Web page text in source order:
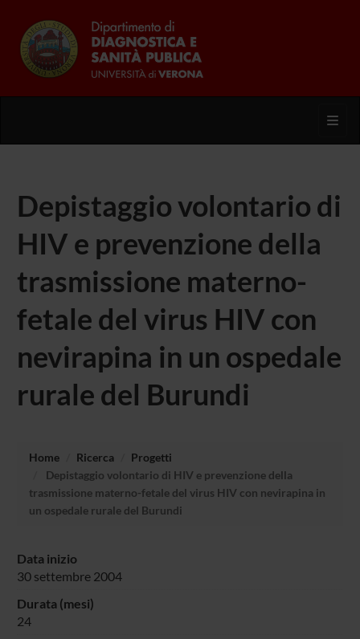
Depistaggio volontario di
HIV e prevenzione della
trasmissione materno-
fetale del virus HIV con
nevirapina in un ospedale
rurale del Burundi
Home Ricerca
Progetti
Depistaggio volontario di HIV e prevenzione della
trasmissione materno-fetale del virus HIV con nevirapina in
un ospedale rurale del Burundi
Data inizio
30 settembre 2004
Durata (mesi)
24